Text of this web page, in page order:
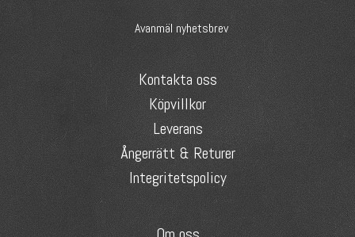
Avanmäl nyhetsbrev
Kontakta oss
Köpvillkor
Leverans
Ångerrätt & Returer
Integritetspolicy